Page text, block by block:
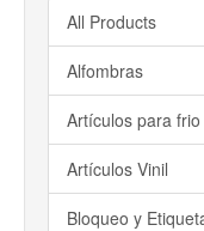
All Products
Alfombras
Artículos para frio
Artículos Vinil
Bloqueo y